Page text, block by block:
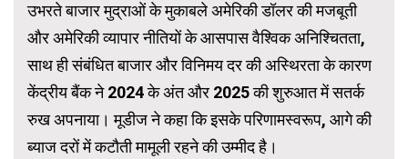
उभरते बाजार मुद्राओं के मुकाबले अमेरिकी डॉलर की मजबूती
और अमेरिकी व्यापार नीतियों के आसपास वैश्विक अनिश्चितता,
साथ ही संबंधित बाजार और विनिमय दर की अस्थिरता के कारण
केंद्रीय बैंक ने 2024 के अंत और 2025 की शुरुआत में सतर्क
रुख अपनाया। मूडीज ने कहा कि इसके परिणामस्वरूप, आगे की
ब्याज दरों में कटौती मामूली रहने की उम्मीद है।